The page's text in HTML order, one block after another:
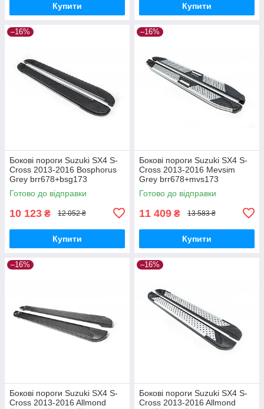
Купити Купити
–16%
Бокові пороги Suzuki SX4 S-
Cross 2013-2016 Bosphorus
Grey brr678+bsg173
Готово до відправки
10 123 ₴ 12 052 ₴
Купити
–16%
Бокові пороги Suzuki SX4 S-
Cross 2013-2016 Mevsim
Grey brr678+mvs173
Готово до відправки
11 409 ₴ 13 583 ₴
Купити
–16%
Бокові пороги Suzuki SX4 S-
Cross 2013-2016 Allmond
–16%
Бокові пороги Suzuki SX4 S-
Cross 2013-2016 Allmond